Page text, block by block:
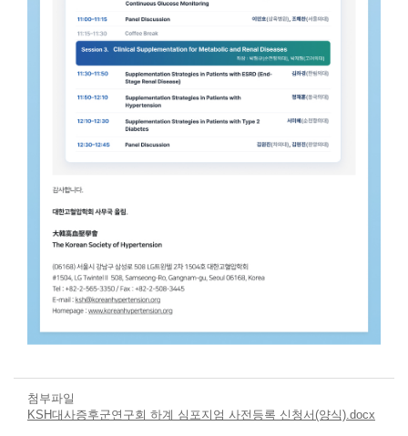
첨부파일
KSH대사증후군연구회 하계 심포지엄 사전등록 신청서(양식).docx